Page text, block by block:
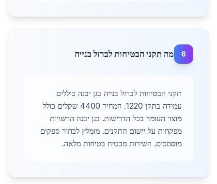
6 מה תקני הבטיחות לברזל בנייה
תקני הבטיחות לברזל בנייה בגן יבנה כוללים
עמידה בתקן 1220. המחיר 4400 שקלים כולל
מוצר העומד בכל הדרישות. בגן יבנה הרשויות
מפקחות על יישום התקנים. מומלץ לבחור ספקים
מוסמכים. השירות מבטיח בטיחות מלאה.